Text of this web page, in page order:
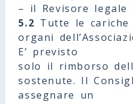
– il Revisore legale
5.2 Tutte le
organi
E’ previsto
solo il rimborso
sostenute. Il
assegnare un